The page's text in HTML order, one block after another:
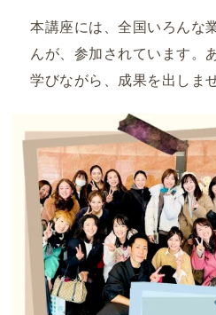
本講座には、全国いろんな
んが、参加されています。
学びながら、成果を出しま